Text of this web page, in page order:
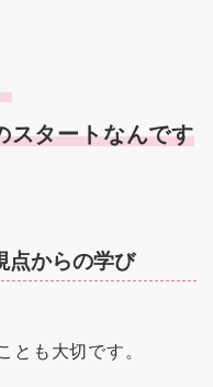
スタートなんです
点からの学び
とも大切です。